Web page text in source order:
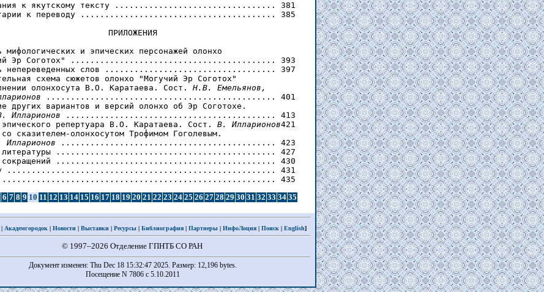
к якутскому тексту ................................. 381
к переводу ........................................ 385
ПРИЛОЖЕНИЯ
мифологических и эпических персонажей олонхо
Эр Соготох" .......................................... 393
непереведенных слов ................................... 397
схема сюжетов олонхо "Могучий Эр Соготох"
олонхосута В.О. Каратаева. Сост. Н.В. Емельянов,
............................................... 401
других вариантов и версий олонхо об Эр Соготохе.
Илларионов ........................................... 413
эпического репертуара В.О. Каратаева. Сост. В. Илларионов421
сказителем-олонхосутом Трофимом Гоголевым.
Илларионов ............................................ 423
литературы ............................................. 427
сокращений ............................................. 430
....................................................... 431
6 7 8 9 10 11 12 13 14 15 16 17 18 19 20 21 22 23 24 25 26 27 28 29 30 31 32 33 34 35
| Академгородок | Новости | Выставки | Ресурсы | Библиография | Партнеры | ИнфоЛоция | Поиск | English]
© 1997–2026 Отделение ГПНТБ СО РАН
Документ изменен: Thu Dec 18 15:32:47 2025. Размер: 12,196 bytes.
Посещение N 7806 с 5.10.2011